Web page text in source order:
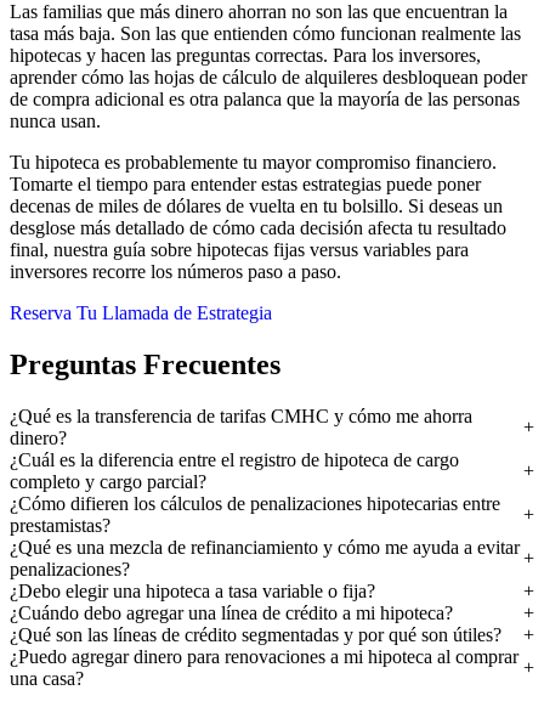
Las familias que más dinero ahorran no son las que encuentran la
tasa más baja. Son las que entienden cómo funcionan realmente las
hipotecas y hacen las preguntas correctas. Para los inversores,
aprender cómo las hojas de cálculo de alquileres desbloquean poder
de compra adicional es otra palanca que la mayoría de las personas
nunca usan.
Tu hipoteca es probablemente tu mayor compromiso financiero.
Tomarte el tiempo para entender estas estrategias puede poner
decenas de miles de dólares de vuelta en tu bolsillo. Si deseas un
desglose más detallado de cómo cada decisión afecta tu resultado
final, nuestra guía sobre hipotecas fijas versus variables para
inversores recorre los números paso a paso.
Reserva Tu Llamada de Estrategia
Preguntas Frecuentes
¿Qué es la transferencia de tarifas CMHC y cómo me ahorra
dinero?
¿Cuál es la diferencia entre el registro de hipoteca de cargo
completo y cargo parcial?
¿Cómo difieren los cálculos de penalizaciones hipotecarias entre
prestamistas?
¿Qué es una mezcla de refinanciamiento y cómo me ayuda a evitar
penalizaciones?
¿Debo elegir una hipoteca a tasa variable o fija?
¿Cuándo debo agregar una línea de crédito a mi hipoteca?
¿Qué son las líneas de crédito segmentadas y por qué son útiles?
¿Puedo agregar dinero para renovaciones a mi hipoteca al comprar
una casa?